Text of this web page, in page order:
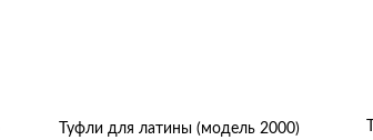
Туфли для латины (модель 2000)